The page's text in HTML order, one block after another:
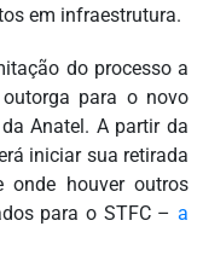
em infraestrutura.
do processo a
para o novo
Anatel. A partir da
iniciar sua retirada
onde houver outros
para o STFC – a